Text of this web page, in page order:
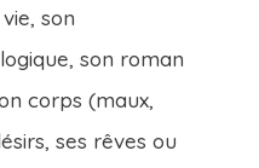
son
son roman
corps (maux,
ses rêves ou